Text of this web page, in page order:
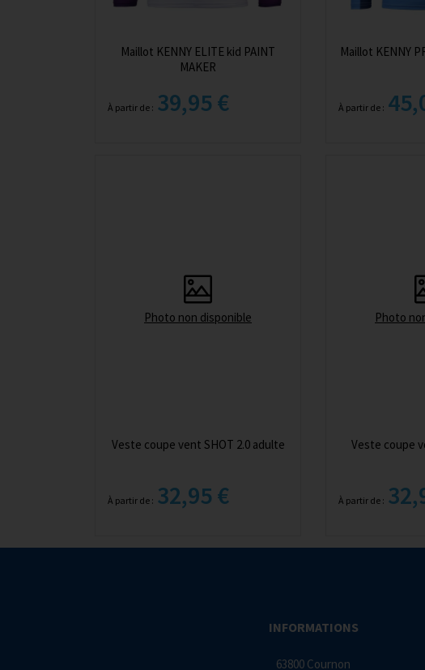
Maillot KENNY ELITE kid PAINT
MAKER
À partir de : 39,95 €
Maillot KENNY
À partir de :
Photo non disponible
Veste coupe vent SHOT 2.0 adulte
À partir de : 32,95 €
Photo
Veste coupe
À partir de :
INFORMATIONS
63800 Cournon